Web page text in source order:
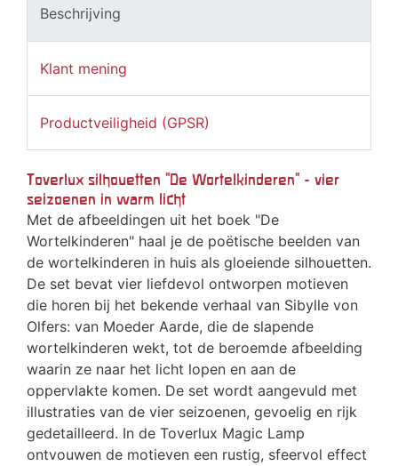
Beschrijving
Klant mening
Productveiligheid (GPSR)
Toverlux silhouetten "De Wortelkinderen" - vier
seizoenen in warm licht
Met de afbeeldingen uit het boek "De
Wortelkinderen" haal je de poëtische beelden van
de wortelkinderen in huis als gloeiende silhouetten.
De set bevat vier liefdevol ontworpen motieven
die horen bij het bekende verhaal van Sibylle von
Olfers: van Moeder Aarde, die de slapende
wortelkinderen wekt, tot de beroemde afbeelding
waarin ze naar het licht lopen en aan de
oppervlakte komen. De set wordt aangevuld met
illustraties van de vier seizoenen, gevoelig en rijk
gedetailleerd. In de Toverlux Magic Lamp
ontvouwen de motieven een rustig, sfeervol effect